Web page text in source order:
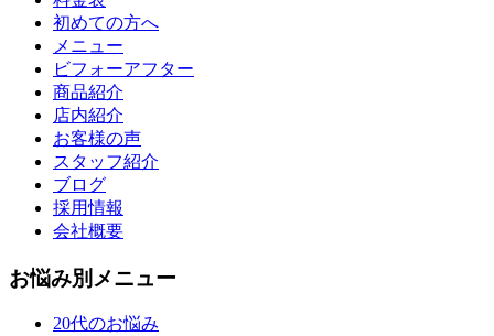
初めての方へ
メニュー
ビフォーアフター
商品紹介
店内紹介
お客様の声
スタッフ紹介
ブログ
採用情報
会社概要
お悩み別メニュー
20代のお悩み